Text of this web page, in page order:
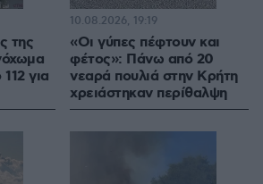
της
για
«Οι γύπες πέφτουν και
φέτος»: Πάνω από 20
νεαρά πουλιά στην Κρήτη
χρειάστηκαν περίθαλψη
10.08.2026, 19:19